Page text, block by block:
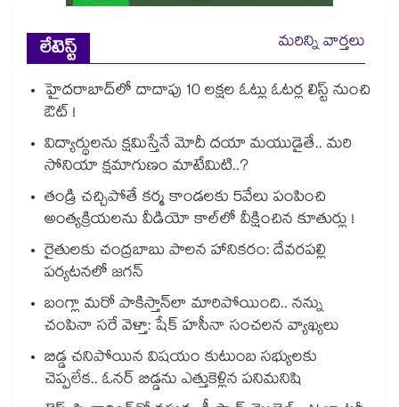
లేటెస్ట్
మరిన్ని వార్తలు
హైదరాబాద్⁫లో దాదాపు 10 లక్షల ఓట్లు ఓటర్ల లిస్ట్ నుంచి
ఔట్ !
విద్యార్థులను క్షమిస్తేనే మోదీ దయా మయుడైతే.. మరి
సోనియా క్షమాగుణం మాటేమిటి..?
తండ్రి చచ్చిపోతే కర్మ కాండలకు 5వేలు పంపించి
అంత్యక్రియలను వీడియో కాల్⁭లో వీక్షించిన కూతుర్లు !
రైతులకు చంద్రబాబు పాలన హానికరం: దేవరపల్లి
పర్యటనలో జగన్
బంగ్లా మరో పాకిస్తాన్⁭లా మారిపోయింది.. నన్ను
చంపినా సరే వెళ్తా: షేక్ హసీనా సంచలన వ్యాఖ్యలు
బిడ్డ చనిపోయిన విషయం కుటుంబ సభ్యులకు
చెప్పలేక.. ఓనర్ బిడ్డను ఎత్తుకెళ్లిన పనిమనిషి